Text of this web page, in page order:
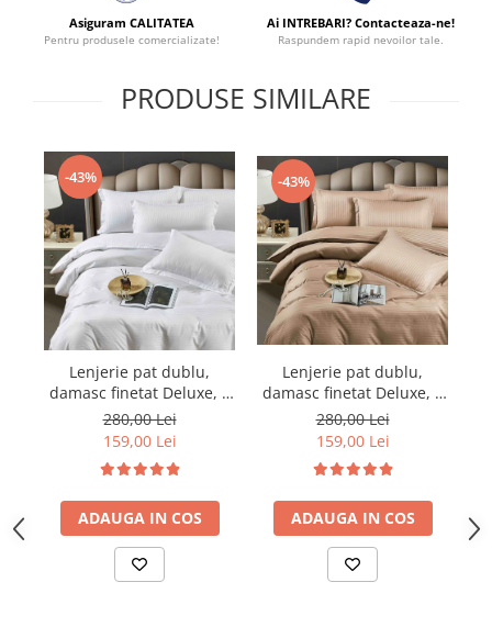
Asiguram CALITATEA
Pentru produsele comercializate!
Ai INTREBARI? Contacteaza-ne!
Raspundem rapid nevoilor tale.
PRODUSE SIMILARE
-43%
Lenjerie pat dublu,
damasc finetat Deluxe, 6
piese, cearceaf pat cu
elastic, Alb
280,00 Lei
159,00 Lei
ADAUGA IN COS
-43%
Lenjerie pat dublu,
damasc finetat Deluxe, 6
piese, cearceaf pat cu
elastic, Maro
280,00 Lei
159,00 Lei
ADAUGA IN COS